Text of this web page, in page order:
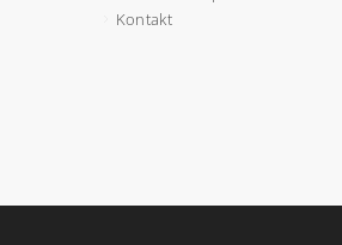
Kontakt